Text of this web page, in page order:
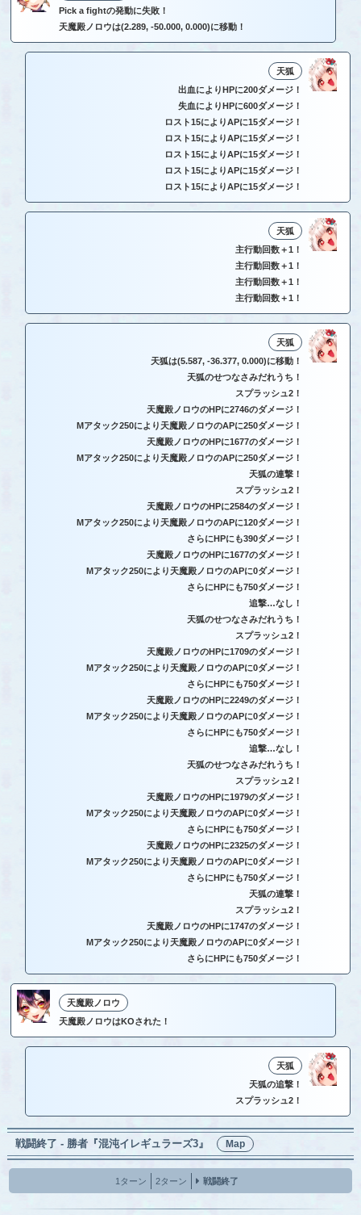
Pick a fightの発動に失敗！
天魔殿ノロウは(2.289, -50.000, 0.000)に移動！
天狐
出血によりHPに200ダメージ！
失血によりHPに600ダメージ！
ロスト15によりAPに15ダメージ！
ロスト15によりAPに15ダメージ！
ロスト15によりAPに15ダメージ！
ロスト15によりAPに15ダメージ！
ロスト15によりAPに15ダメージ！
天狐
主行動回数＋1！
主行動回数＋1！
主行動回数＋1！
主行動回数＋1！
天狐
天狐は(5.587, -36.377, 0.000)に移動！
天狐のせつなさみだれうち！
スプラッシュ2！
天魔殿ノロウのHPに2746のダメージ！
Mアタック250により天魔殿ノロウのAPに250ダメージ！
天魔殿ノロウのHPに1677のダメージ！
Mアタック250により天魔殿ノロウのAPに250ダメージ！
天狐の連撃！
スプラッシュ2！
天魔殿ノロウのHPに2584のダメージ！
Mアタック250により天魔殿ノロウのAPに120ダメージ！
さらにHPにも390ダメージ！
天魔殿ノロウのHPに1677のダメージ！
Mアタック250により天魔殿ノロウのAPに0ダメージ！
さらにHPにも750ダメージ！
追撃…なし！
天狐のせつなさみだれうち！
スプラッシュ2！
天魔殿ノロウのHPに1709のダメージ！
Mアタック250により天魔殿ノロウのAPに0ダメージ！
さらにHPにも750ダメージ！
天魔殿ノロウのHPに2249のダメージ！
Mアタック250により天魔殿ノロウのAPに0ダメージ！
さらにHPにも750ダメージ！
追撃…なし！
天狐のせつなさみだれうち！
スプラッシュ2！
天魔殿ノロウのHPに1979のダメージ！
Mアタック250により天魔殿ノロウのAPに0ダメージ！
さらにHPにも750ダメージ！
天魔殿ノロウのHPに2325のダメージ！
Mアタック250により天魔殿ノロウのAPに0ダメージ！
さらにHPにも750ダメージ！
天狐の連撃！
スプラッシュ2！
天魔殿ノロウのHPに1747のダメージ！
Mアタック250により天魔殿ノロウのAPに0ダメージ！
さらにHPにも750ダメージ！
天魔殿ノロウ
天魔殿ノロウはKOされた！
天狐
天狐の追撃！
スプラッシュ2！
戦闘終了 - 勝者『混沌イレギュラーズ3』 Map
1ターン 2ターン 戦闘終了